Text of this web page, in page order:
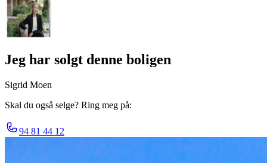
Jeg har solgt denne boligen
Sigrid Moen
Skal du også selge? Ring meg på:
94 81 44 12